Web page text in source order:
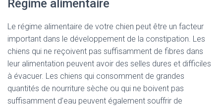
Régime alimentaire
Le régime alimentaire de votre chien peut être un facteur
important dans le développement de la constipation. Les
chiens qui ne reçoivent pas suffisamment de fibres dans
leur alimentation peuvent avoir des selles dures et difficiles
à évacuer. Les chiens qui consomment de grandes
quantités de nourriture sèche ou qui ne boivent pas
suffisamment d’eau peuvent également souffrir de